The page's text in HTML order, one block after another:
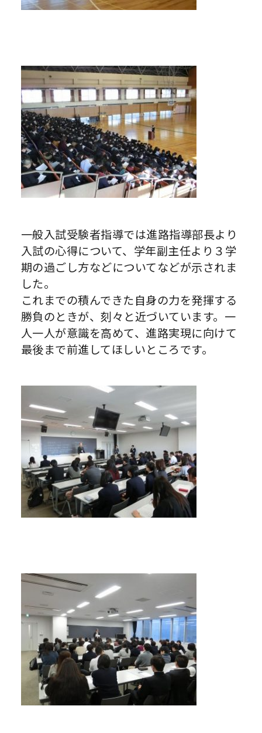
一般入試受験者指導では進路指導部長より
入試の心得について、学年副主任より３学
期の過ごし方などについてなどが示されま
した。
これまでの積んできた自身の力を発揮する
勝負のときが、刻々と近づいています。一
人一人が意識を高めて、進路実現に向けて
最後まで前進してほしいところです。